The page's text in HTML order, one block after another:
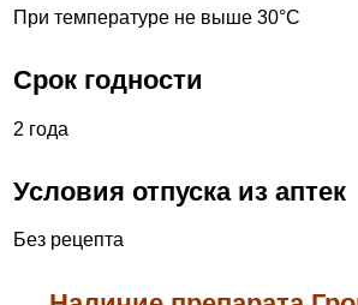
При температуре не выше 30°С
Срок годности
2 года
Условия отпуска из аптек
Без рецепта